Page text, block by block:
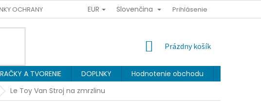
OCHRANY OSOBNÝCH ÚDAJOV OBCHODNÉ PODMIENKY
EUR Slovenčina Prihlásenie
NÁKUPNÝ
Prázdny košík
A TVORENIE DOPLNKY Hodnotenie obchodu
Le Toy Van Stroj na zmrzlinu